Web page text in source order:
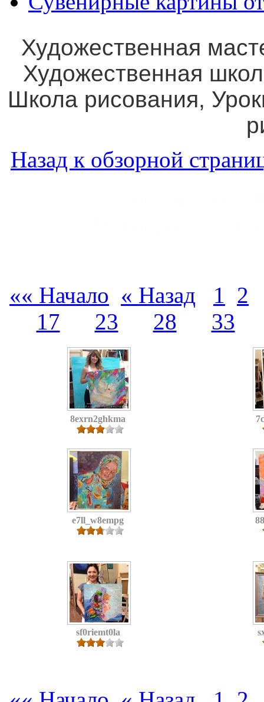
Художественная
Художественная
Школа рисования,
Назад к обзорной
«« Начало « Назад 1 2
17
23 28 33
8exrn2ghkma
e7ll_w8empg
sf0riemt0la